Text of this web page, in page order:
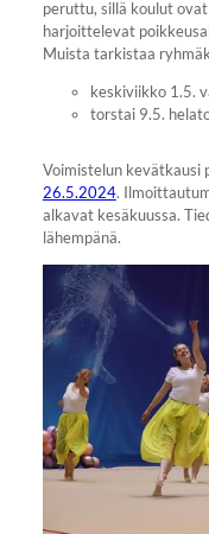
peruttu, sillä koulut
harjoittelevat
Muista tarkistaa
keskiviikko 1.5.
torstai 9.5.
Voimistelun kevätkausi
26.5.2024.
alkavat kesäkuussa.
lähempänä.